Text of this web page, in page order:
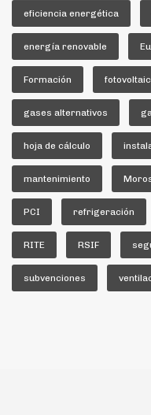
eficiencia energética
energía renovable
Formación
gases alternativos
hoja de cálculo
mantenimiento
PCI refrigeración
RITE RSIF
subvenciones